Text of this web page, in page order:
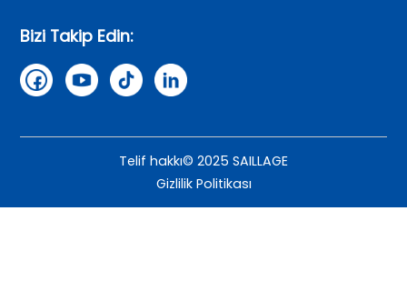
Bizi Takip Edin:
Telif hakkı© 2025 SAILLAGE
Gizlilik Politikası